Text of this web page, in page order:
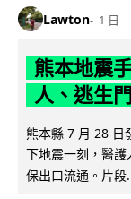
Lawton 1 日
熊本地震
人、逃生
熊本縣 7 月 28 日
下地震一刻，醫
保出口流通。片段